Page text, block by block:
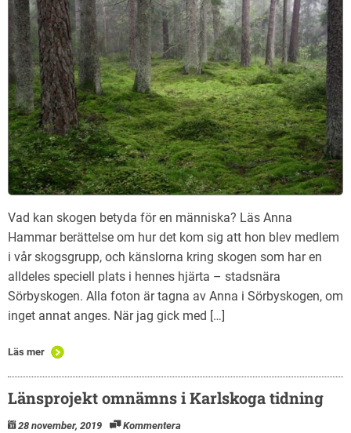
Vad kan skogen betyda för en människa? Läs Anna
Hammar berättelse om hur det kom sig att hon blev medlem
i vår skogsgrupp, och känslorna kring skogen som har en
alldeles speciell plats i hennes hjärta – stadsnära
Sörbyskogen. Alla foton är tagna av Anna i Sörbyskogen, om
inget annat anges. När jag gick med […]
Läs mer
Länsprojekt omnämns i Karlskoga tidning
28 november, 2019 Kommentera